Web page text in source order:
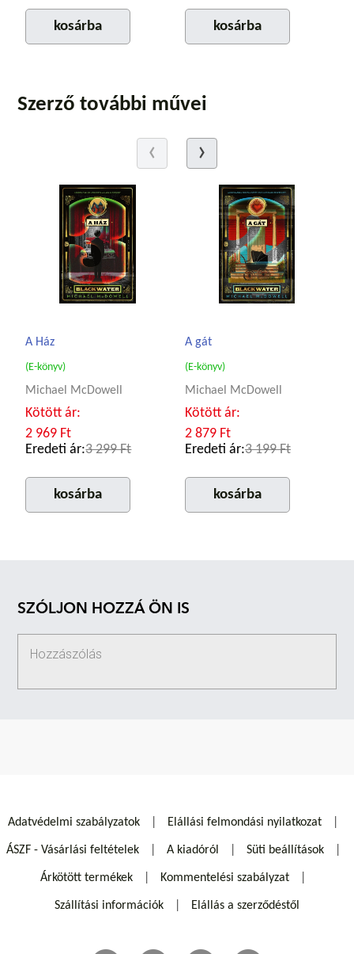
kosárba kosárba
Szerző további művei
A Ház
(E-könyv)
Michael McDowell
Kötött ár:
2 969 Ft
Eredeti ár:3 299 Ft
kosárba
A gát
(E-könyv)
Michael McDowell
Kötött ár:
2 879 Ft
Eredeti ár:3 199 Ft
kosárba
SZÓLJON HOZZÁ ÖN IS
Adatvédelmi szabályzatok Elállási felmondási nyilatkozat
ÁSZF - Vásárlási feltételek A kiadóról Süti beállítások
Árkötött termékek Kommentelési szabályzat
Szállítási információk Elállás a szerződéstől